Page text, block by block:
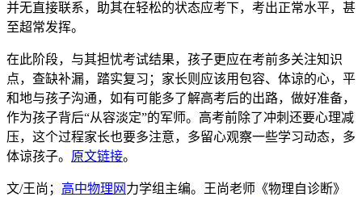
并无直接联系，助其在轻松的状态应考下，考出正常水平，甚
至超常发挥。
在此阶段，与其担忧考试结果，孩子更应在考前多关注知识
点，查缺补漏，踏实复习；家长则应该用包容、体谅的心，平
和地与孩子沟通，如有可能多了解高考后的出路，做好准备，
作为孩子背后“从容淡定”的军师。高考前除了冲刺还要心理减
压，这个过程家长也要多注意，多留心观察一些学习动态，多
体谅孩子。 原文链接。
文/王尚； 高中物理网 力学组主编。王尚老师《物理自诊断》